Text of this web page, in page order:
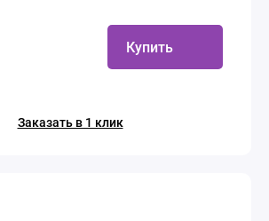
Купить
Заказать в 1 клик